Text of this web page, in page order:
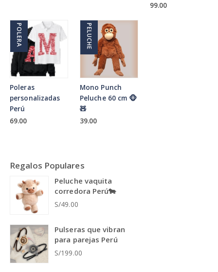
99.00
POLERA
Poleras
personalizadas
Perú
69.00
PELUCHE
Mono Punch
Peluche 60 cm 🐵
🧸
39.00
Regalos Populares
Peluche vaquita
corredora Perú🐄
S/49.00
Pulseras que vibran
para parejas Perú
S/199.00